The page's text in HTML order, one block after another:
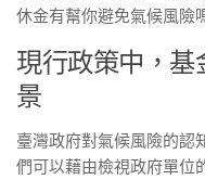
休金有幫你避免氣候風險
現行政策中，基
景
臺灣政府對氣候風險的認
們可以藉由檢視政府單位